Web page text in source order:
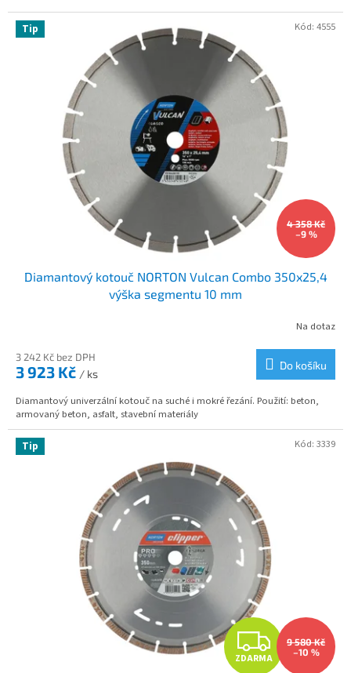
Tip
4 358 Kč
–9 %
Diamantový kotouč NORTON Vulcan Combo 350x25,4
výška segmentu 10 mm
Na dotaz
3 242 Kč bez DPH
3 923 Kč / ks
Do košíku
Diamantový univerzální kotouč na suché i mokré řezání. Použití: beton,
armovaný beton, asfalt, stavební materiály
Kód: 4555
Tip
Z
ZDARMA
9 580 Kč
–10 %
Kód: 3339